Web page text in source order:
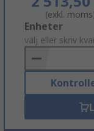
(exkl.
Add
to
Basket
Enheter
välj eller skriv